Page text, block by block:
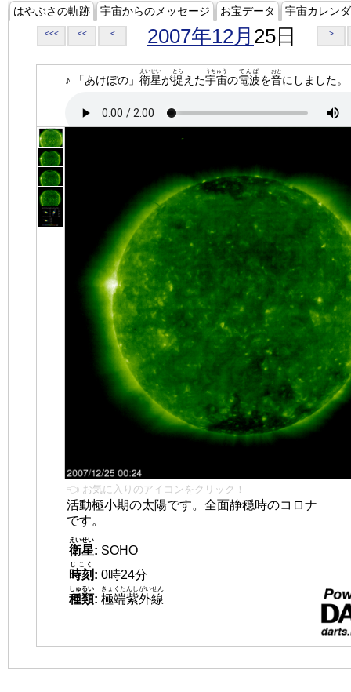
はやぶさの軌跡 宇宙からのメッセージ お宝データ 宇宙カレン
<<< << < 2007年12月 25日 >
♪ 「あけぼの」 衛星
えいせい
が捉
とら
えた宇宙
うちゅう
の電波
でんぱ
を音
おと
にしました。
👈 お気に入りのアイコンをクリック！
活動極小期の太陽です。全面静穏時のコロナ
です。
衛星
えいせい
: SOHO
時刻
じこく
: 0時24分
種類
しゅるい
: 極端紫外線
きょくたんしがいせん